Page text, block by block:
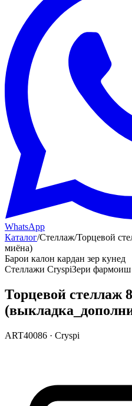
WhatsApp
Каталог/Стеллаж/Торцевой
миёна)
Барои калон кардан зер кунед
Стеллажи CryspiЗери фармоиш
Торцевой стеллаж
ART40086 · Cryspi